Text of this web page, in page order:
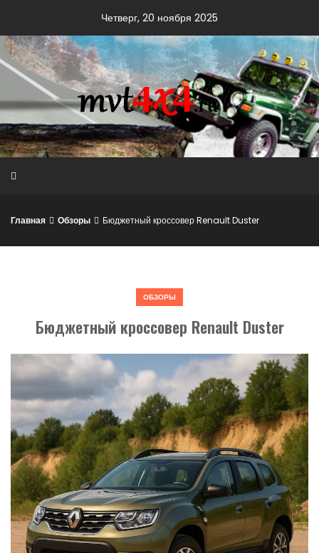
content
Четверг, 20 ноября 2025
Главная Обзоры Бюджетный кроссовер Renault Duster
ОБЗОРЫ
Бюджетный кроссовер Renault Duster